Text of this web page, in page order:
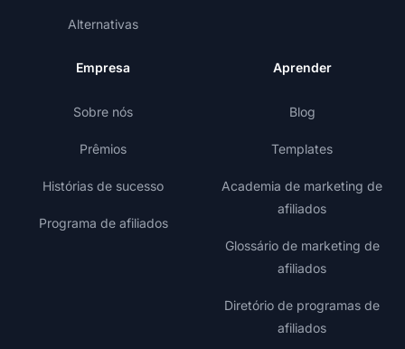
Alternativas
Empresa
Sobre nós
Prêmios
Histórias de sucesso
Programa de afiliados
Aprender
Blog
Templates
Academia de marketing de
afiliados
Glossário de marketing de
afiliados
Diretório de programas de
afiliados